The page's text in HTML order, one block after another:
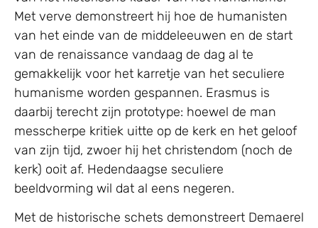
Met verve demonstreert hij hoe de humanisten
van het einde van de middeleeuwen en de start
van de renaissance vandaag de dag al te
gemakkelijk voor het karretje van het seculiere
humanisme worden gespannen. Erasmus is
daarbij terecht zijn prototype: hoewel de man
messcherpe kritiek uitte op de kerk en het geloof
van zijn tijd, zwoer hij het christendom (noch de
kerk) ooit af. Hedendaagse seculiere
beeldvorming wil dat al eens negeren.
Met de historische schets demonstreert Demaerel